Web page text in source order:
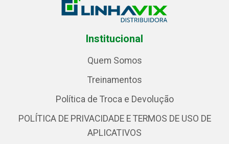
Institucional
Quem Somos
Treinamentos
Política de Troca e Devolução
POLÍTICA DE PRIVACIDADE E TERMOS DE USO DE
APLICATIVOS